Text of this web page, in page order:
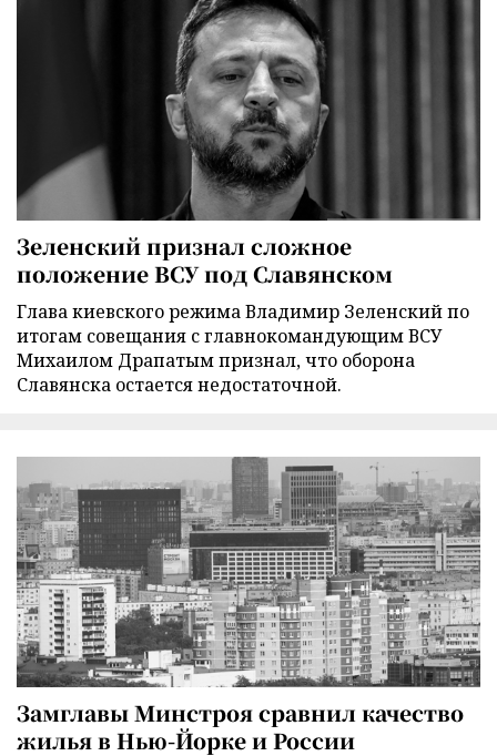
Зеленский признал сложное
положение ВСУ под Славянском
Глава киевского режима Владимир Зеленский по
итогам совещания с главнокомандующим ВСУ
Михаилом Драпатым признал, что оборона
Славянска остается недостаточной.
Замглавы Минстроя сравнил качество
жилья в Нью-Йорке и России